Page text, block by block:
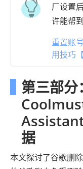
厂设置
许能帮到
重置账
用技巧
第三部分
据
本文探讨了谷歌删